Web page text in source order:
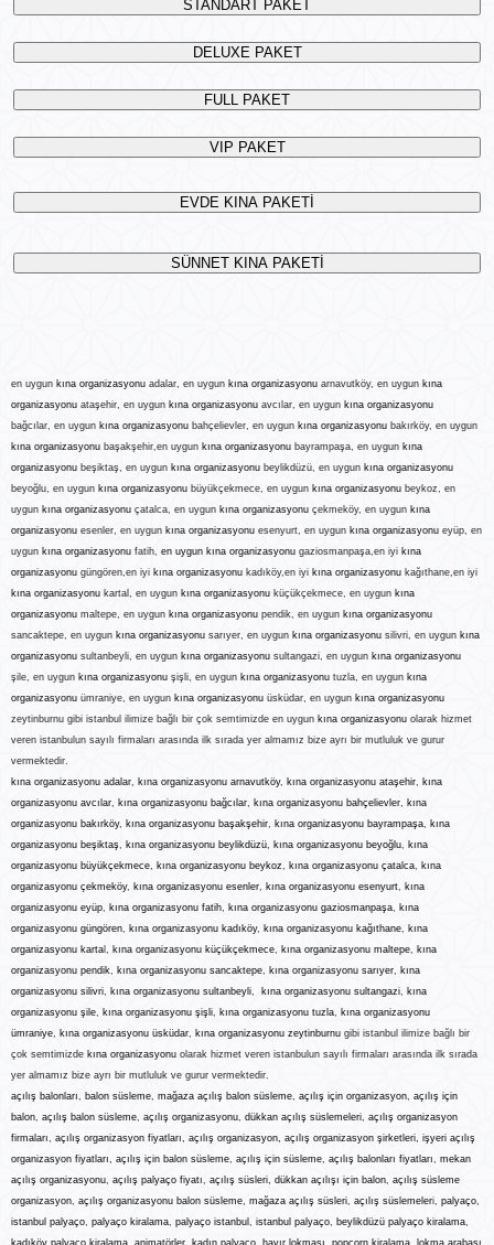
en uygun kına organizasyonu adalar, en uygun kına organizasyonu arnavutköy, en uygun kına
organizasyonu ataşehir, en uygun kına organizasyonu avcılar, en uygun kına organizasyonu
bağcılar, en uygun kına organizasyonu bahçelievler, en uygun kına organizasyonu bakırköy, en uygun
kına organizasyonu başakşehir,en uygun kına organizasyonu bayrampaşa, en uygun kına
organizasyonu beşiktaş, en uygun kına organizasyonu beylikdüzü, en uygun kına organizasyonu
beyoğlu, en uygun kına organizasyonu büyükçekmece, en uygun kına organizasyonu beykoz, en
uygun kına organizasyonu çatalca, en uygun kına organizasyonu çekmeköy, en uygun kına
organizasyonu esenler, en uygun kına organizasyonu esenyurt, en uygun kına organizasyonu eyüp, en
uygun kına organizasyonu fatih, en uygun kına organizasyonu gaziosmanpaşa,en iyi kına
organizasyonu güngören,en iyi kına organizasyonu kadıköy,en iyi kına organizasyonu kağıthane,en iyi
kına organizasyonu kartal, en uygun kına organizasyonu küçükçekmece, en uygun kına
organizasyonu maltepe, en uygun kına organizasyonu pendik, en uygun kına organizasyonu
sancaktepe, en uygun kına organizasyonu sarıyer, en uygun kına organizasyonu silivri, en uygun kına
organizasyonu sultanbeyli, en uygun kına organizasyonu sultangazi, en uygun kına organizasyonu
şile, en uygun kına organizasyonu şişli, en uygun kına organizasyonu tuzla, en uygun kına
organizasyonu ümraniye, en uygun kına organizasyonu üsküdar, en uygun kına organizasyonu
zeytinburnu gibi istanbul ilimize bağlı bir çok semtimizde en uygun kına organizasyonu olarak hizmet
veren istanbulun sayılı firmaları arasında ilk sırada yer almamız bize ayrı bir mutluluk ve gurur
vermektedir.
kına organizasyonu adalar, kına organizasyonu arnavutköy, kına organizasyonu ataşehir, kına
organizasyonu avcılar, kına organizasyonu bağcılar, kına organizasyonu bahçelievler, kına
organizasyonu bakırköy, kına organizasyonu başakşehir, kına organizasyonu bayrampaşa, kına
organizasyonu beşiktaş, kına organizasyonu beylikdüzü, kına organizasyonu beyoğlu, kına
organizasyonu büyükçekmece, kına organizasyonu beykoz, kına organizasyonu çatalca, kına
organizasyonu çekmeköy, kına organizasyonu esenler, kına organizasyonu esenyurt, kına
organizasyonu eyüp, kına organizasyonu fatih, kına organizasyonu gaziosmanpaşa, kına
organizasyonu güngören, kına organizasyonu kadıköy, kına organizasyonu kağıthane, kına
organizasyonu karta l, kına organizasyonu küçükçekmece, kına organizasyonu maltepe, kına
organizasyonu pendik, kına organizasyonu sancaktepe, kına organizasyonu sarıyer, kına
organizasyonu silivri, kına organizasyonu sultanbeyli, kına organizasyonu sultangazi, kına
organizasyonu şile, kına organizasyonu şişli, kına organizasyonu tuzla, kına organizasyonu
ümraniye, kına organizasyonu üsküdar, kına organizasyonu zeytinburnu gibi istanbul ilimize bağlı bir
çok semtimizde kına organizasyonu olarak hizmet veren istanbulun sayılı firmaları arasında ilk sırada
yer almamız bize ayrı bir mutluluk ve gurur vermektedir.
açılış balonları, balon süsleme, mağaza açılış balon süsleme, açılış için organizasyon, açılış için
balon, açılış balon süsleme, açılış organizasyonu, dükkan açılış süslemeleri, açılış organizasyon
firmaları, açılış organizasyon fiyatları, açılış organizasyon, açılış organizasyon şirketleri, işyeri açılış
organizasyon fiyatları, açılış için balon süsleme, açılış için süsleme, açılış balonları fiyatları, mekan
açılış organizasyonu, açılış palyaço fiyatı, açılış süsleri, dükkan açılışı için balon, açılış süsleme
organizasyon, açılış organizasyonu balon süsleme, mağaza açılış süsleri, açılış süslemeleri, palyaço,
istanbul palyaço, palyaço kiralama, palyaço istanbul , istanbul palyaço, beylikdüzü palyaço kiralama,